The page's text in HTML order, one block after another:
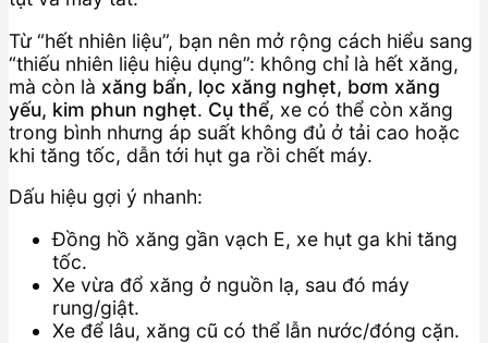
Từ “hết nhiên liệu”, bạn nên mở rộng cách hiểu sang
“thiếu nhiên liệu hiệu dụng”: không chỉ là hết xăng,
mà còn là xăng bẩn, lọc xăng nghẹt, bơm xăng
yếu, kim phun nghẹt. Cụ thể, xe có thể còn xăng
trong bình nhưng áp suất không đủ ở tải cao hoặc
khi tăng tốc, dẫn tới hụt ga rồi chết máy.
Dấu hiệu gợi ý nhanh:
Đồng hồ xăng gần vạch E, xe hụt ga khi tăng
tốc.
Xe vừa đổ xăng ở nguồn lạ, sau đó máy
rung/giật.
Xe để lâu, xăng cũ có thể lẫn nước/đóng cặn.